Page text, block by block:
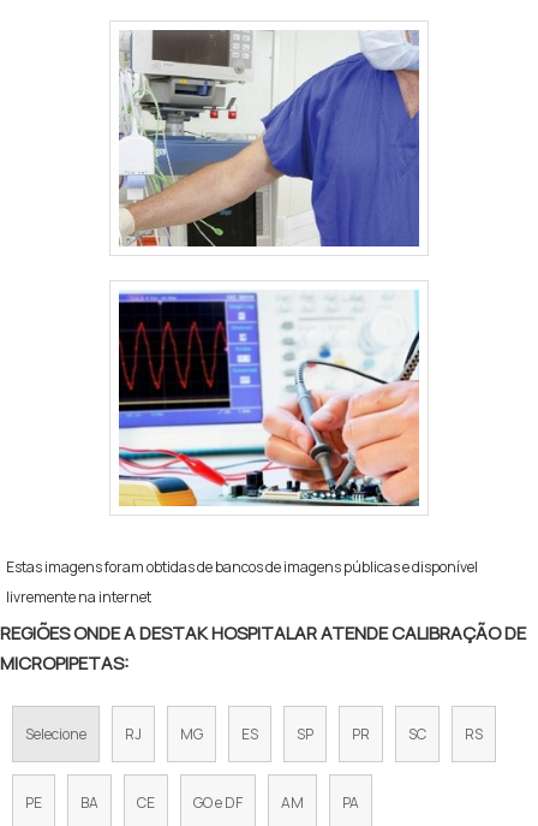
Estas imagens foram obtidas de bancos de imagens públicas e disponível
livremente na internet
REGIÕES ONDE A DESTAK HOSPITALAR ATENDE CALIBRAÇÃO DE
MICROPIPETAS:
Selecione RJ MG ES SP PR SC RS
PE BA CE GO e DF AM PA